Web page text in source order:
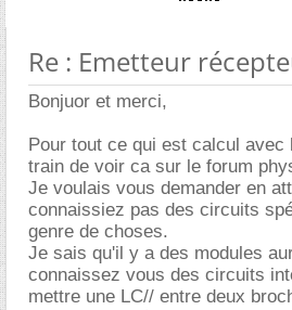
Re : Emetteur
Bonjuor et merci,
Pour tout ce qui est calcul avec
train de voir ca sur le forum
Je voulais vous demander en
connaissiez pas des circuits
genre de choses.
Je sais qu'il y a des modules
connaissez vous des circuits
mettre une LC// entre deux